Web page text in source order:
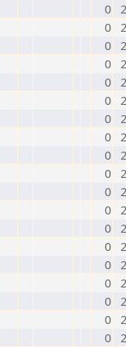
0
0
0
0
0
0
0
0
0
0
0
0
0
0
0
0
0
0
0